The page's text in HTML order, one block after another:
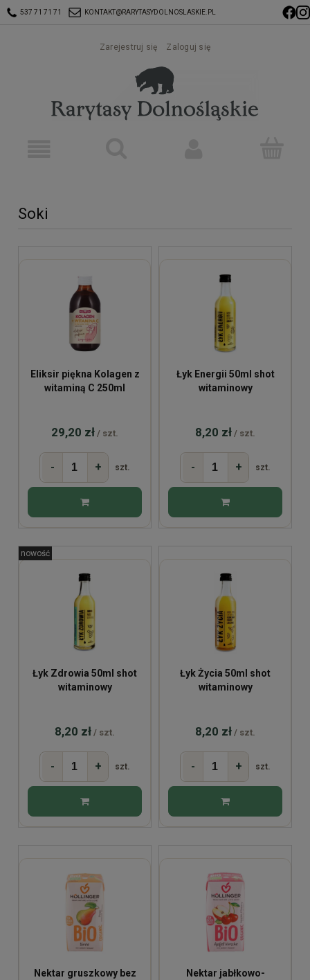
537 71 71 71 KONTAKT@RARYTASYDOLNOSLASKIE.PL
Zarejestruj się Zaloguj się
Soki
Eliksir piękna Kolagen z
witaminą C 250ml
29,20 zł / szt.
- + szt.
Łyk Energii 50ml shot
witaminowy
8,20 zł / szt.
- + szt.
Łyk Zdrowia 50ml shot
witaminowy
8,20 zł / szt.
- + szt.
nowość
Łyk Życia 50ml shot
witaminowy
8,20 zł / szt.
- + szt.
Nektar gruszkowy bez
Nektar jabłkowo-